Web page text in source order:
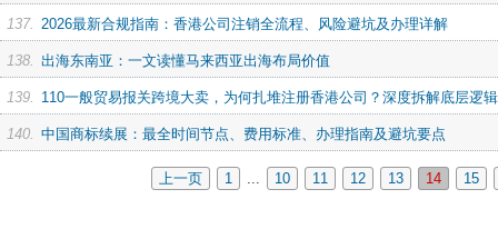
137. 2026最新合规指南：香港公司注销全流程、风险避坑及办理详解
138. 出海东南亚：一文读懂马来西亚出海布局价值
139. 110一般贸易报关跨境大卖，为何扎堆注册香港公司？深度拆解底层逻
140. 中国商标续展：最全时间节点、费用标准、办理指南及避坑要点
上一页 1 ... 10 11 12 13 14 15